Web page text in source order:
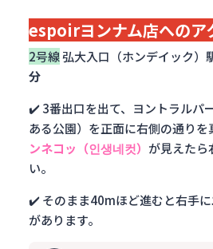
espoirヨンナム店へのア
2号線弘大入口（ホンデイック）
分
✔️ 3番出口を出て、ヨントラルパ
ある公園）を正面に右側の通りを
ンネコッ（인생네컷） が見えたら
い。
✔️ そのまま40mほど進むと右手に
があります。